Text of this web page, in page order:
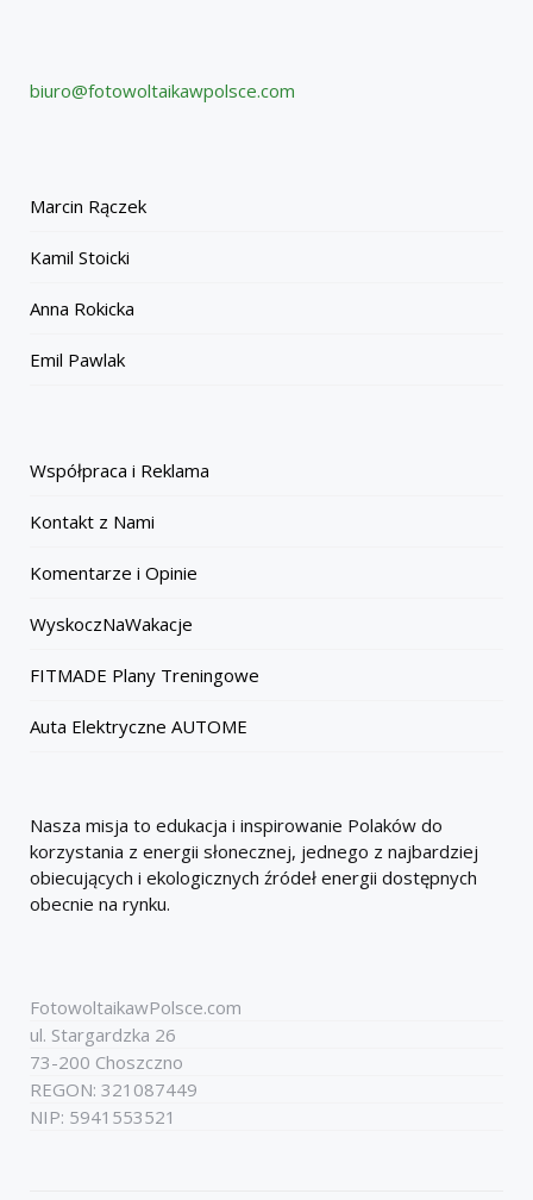
biuro@fotowoltaikawpolsce.com
Marcin Rączek
Kamil Stoicki
Anna Rokicka
Emil Pawlak
Współpraca i Reklama
Kontakt z Nami
Komentarze i Opinie
WyskoczNaWakacje
FITMADE Plany Treningowe
Auta Elektryczne AUTOME
Nasza misja to edukacja i inspirowanie Polaków do
korzystania z energii słonecznej, jednego z najbardziej
obiecujących i ekologicznych źródeł energii dostępnych
obecnie na rynku.
FotowoltaikawPolsce.com
ul. Stargardzka 26
73-200 Choszczno
REGON: 321087449
NIP: 5941553521